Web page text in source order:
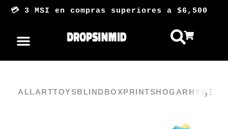
💳 3 MSI en compras superiores a
ALLARTTOYSBLINDBOXPRINTSHOGAR HYPE